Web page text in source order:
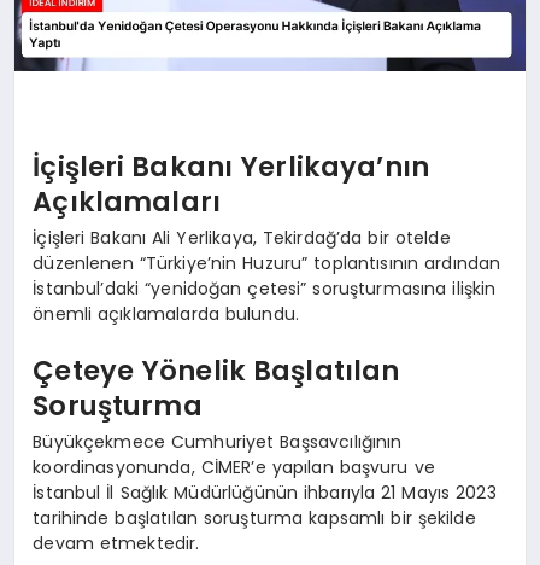
İçişleri Bakanı Yerlikaya’nın
Açıklamaları
İçişleri Bakanı Ali Yerlikaya, Tekirdağ’da bir otelde
düzenlenen “Türkiye’nin Huzuru” toplantısının ardından
İstanbul’daki “yenidoğan çetesi” soruşturmasına ilişkin
önemli açıklamalarda bulundu.
Çeteye Yönelik Başlatılan
Soruşturma
Büyükçekmece Cumhuriyet Başsavcılığının
koordinasyonunda, CİMER’e yapılan başvuru ve
İstanbul İl Sağlık Müdürlüğünün ihbarıyla 21 Mayıs 2023
tarihinde başlatılan soruşturma kapsamlı bir şekilde
devam etmektedir.